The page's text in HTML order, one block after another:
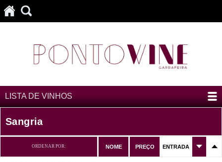
LISTA DE VINHOS
Sangria
ORDENAR POR: NOME PREÇO ENTRADA